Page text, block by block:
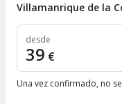
Villamanrique de la
desde
39 €
Una vez confirmado, no